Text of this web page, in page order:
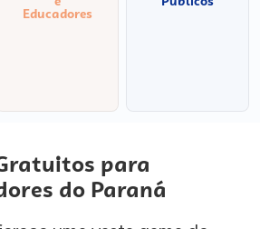
Educadores
para
do Paraná